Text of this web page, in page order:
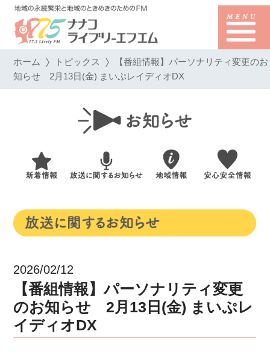
ホーム トピックス 【番組情報】パーソナリティ変更のお
知らせ 2月13日(金) まいぷレイディオDX
2026/02/12
【番組情報】パーソナリティ変更
のお知らせ 2月13日(金) まいぷレ
イディオDX